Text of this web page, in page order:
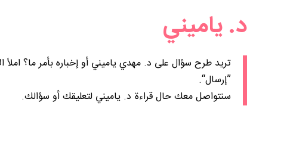
د. ياميني
تريد طرح سؤال على د. مهدي ياميني أو إخباره بأمر ما؟ املاً
”إرسال“.
سنتواصل معك حال قراءة د. ياميني لتعليقك أو سؤالك.